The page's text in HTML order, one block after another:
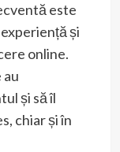
este
și
online.
au
și să îl
chiar și în